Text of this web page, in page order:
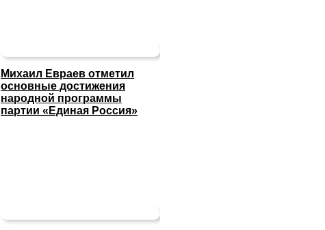
Михаил Евраев отметил
основные достижения
народной программы
партии «Единая Россия»